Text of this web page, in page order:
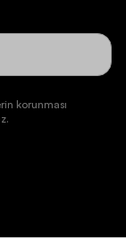
korunması